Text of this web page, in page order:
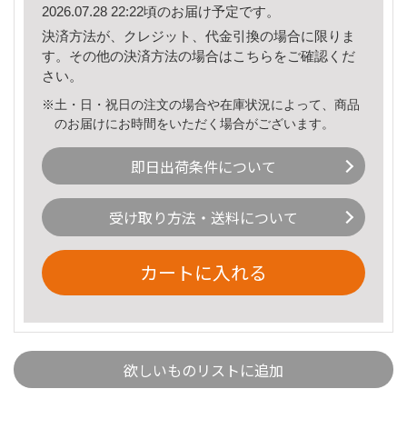
2026.07.28 22:22頃のお届け予定です。
決済方法が、クレジット、代金引換の場合に限りま
す。その他の決済方法の場合はこちら をご確認くだ
さい。
※土・日・祝日の注文の場合や在庫状況によって、商品
のお届けにお時間をいただく場合がございます。
即日出荷条件について
受け取り方法・送料について
カートに入れる
欲しいものリストに追加